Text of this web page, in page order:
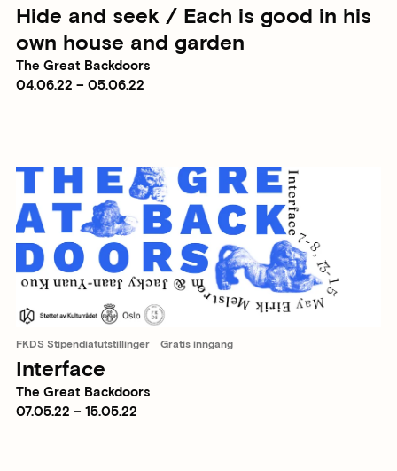
Hide and seek / Each is good in his
own house and garden
The Great Backdoors
04.06.22 – 05.06.22
FKDS Stipendiatutstillinger Gratis inngang
Interface
The Great Backdoors
07.05.22 – 15.05.22